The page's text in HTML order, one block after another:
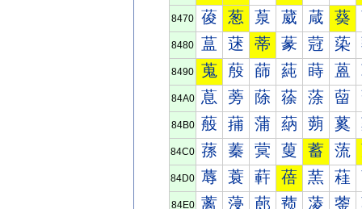
8470 葰 葱 葲 葳 葴 葵
8480 蒀 蒁 蒂 蒃 蒄 蒅
8490 蒐 蒑 蒒 蒓 蒔 蒕
84A0 蒠 蒡 蒢 蒣 蒤 蒥
84B0 蒰 蒱 蒲 蒳 蒴 蒵
84C0 蓀 蓁 蓂 蓃 蓄 蓅
84D0 蓐 蓑 蓒 蓓 蓔 蓕
84E0 蓠 蓡 蓢 蓣 蓤 蓥